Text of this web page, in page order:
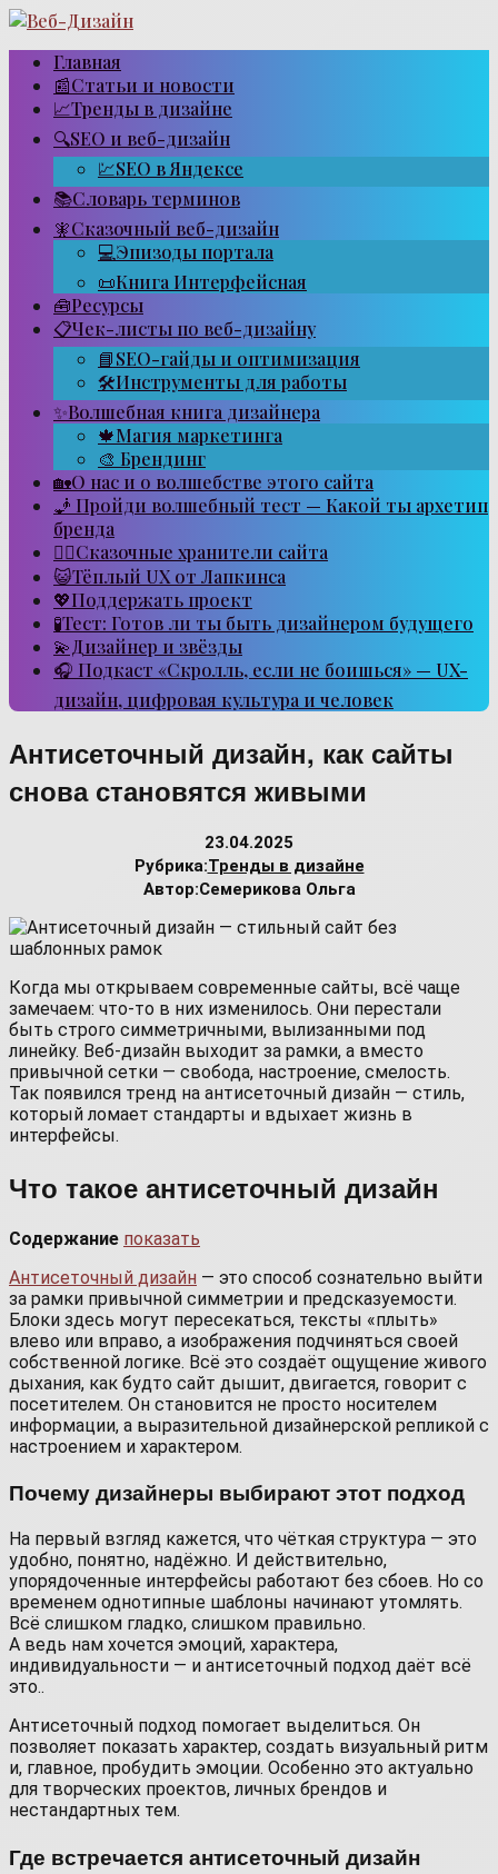
Перейти
контентуГлавная
📰Статьи и новости
📈Тренды в дизайне
🔍SEO и веб-дизайн
💹SEO в Яндексе
📚Словарь терминов
🧚Сказочный веб-дизайн
💻Эпизоды портала
📜Книга Интерфейсная
🧰Ресурсы
📋Чек-листы по веб-дизайну
📘SEO-гайды и оптимизация
🛠Инструменты для работы
✨Волшебная книга дизайнера
🍁Магия маркетинга
🎨 Брендинг
🏡О нас и о волшебстве этого сайта
🧞 Пройди волшебный тест — Какой ты архетип
бренда
🧙‍♂️Сказочные хранители сайта
😺Тёплый UX от Лапкинса
💖Поддержать проект
🧪Тест: Готов ли ты быть дизайнером будущего
💫Дизайнер и звёзды
🎧 Подкаст «Скролль, если не боишься» — UX-
дизайн, цифровая культура и человек
Антисеточный дизайн, как сайты
снова становятся живыми
23.04.2025
Рубрика:Тренды в дизайне
Автор:Семерикова Ольга
Когда мы открываем современные сайты, всё чаще
замечаем: что-то в них изменилось. Они перестали
быть строго симметричными, вылизанными под
линейку. Веб-дизайн выходит за рамки, а вместо
привычной сетки — свобода, настроение, смелость.
Так появился тренд на антисеточный дизайн — стиль,
который ломает стандарты и вдыхает жизнь в
интерфейсы.
Что такое антисеточный дизайн
Содержание показать
Антисеточный дизайн — это способ сознательно выйти
за рамки привычной симметрии и предсказуемости.
Блоки здесь могут пересекаться, тексты «плыть»
влево или вправо, а изображения подчиняться своей
собственной логике. Всё это создаёт ощущение живого
дыхания, как будто сайт дышит, двигается, говорит с
посетителем. Он становится не просто носителем
информации, а выразительной дизайнерской репликой с
настроением и характером.
Почему дизайнеры выбирают этот подход
На первый взгляд кажется, что чёткая структура — это
удобно, понятно, надёжно. И действительно,
упорядоченные интерфейсы работают без сбоев. Но со
временем однотипные шаблоны начинают утомлять.
Всё слишком гладко, слишком правильно.
А ведь нам хочется эмоций, характера,
индивидуальности — и антисеточный подход даёт всё
это..
Антисеточный подход помогает выделиться. Он
позволяет показать характер, создать визуальный ритм
и, главное, пробудить эмоции. Особенно это актуально
для творческих проектов, личных брендов и
нестандартных тем.
Где встречается антисеточный дизайн